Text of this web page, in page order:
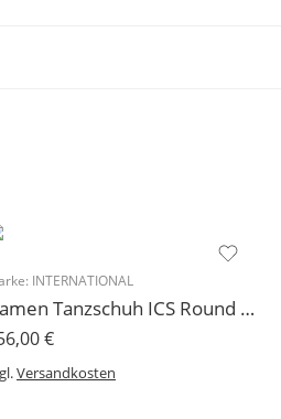
INTERNATIONAL
Damen Tanzschuh ICS Round Single Strap Toe 50mm
€
Versandkosten